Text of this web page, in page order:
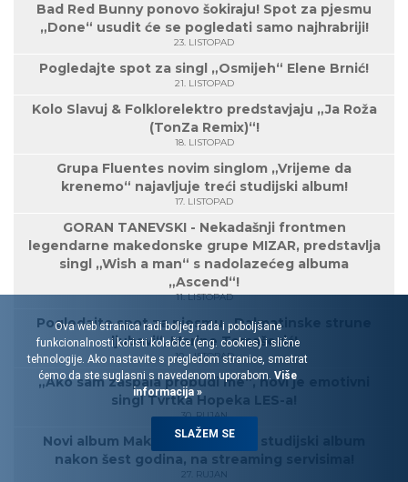
Bad Red Bunny ponovo šokiraju! Spot za pjesmu
„Done“ usudit će se pogledati samo najhrabriji!
23. LISTOPAD
Pogledajte spot za singl „Osmijeh“ Elene Brnić!
21. LISTOPAD
Kolo Slavuj & Folklorelektro predstavjaju „Ja Roža
(TonZa Remix)“!
18. LISTOPAD
Grupa Fluentes novim singlom „Vrijeme da
krenemo“ najavljuje treći studijski album!
17. LISTOPAD
GORAN TANEVSKI - Nekadašnji frontmen
legendarne makedonske grupe MIZAR, predstavlja
singl „Wish a man“ s nadolazećeg albuma
„Ascend“!
11. LISTOPAD
Pogledajte spot za pjesmu „Dalmatinske strune
ljubavi“, Marine Tomašević!
10. LISTOPAD
„Ako sam zaspala probudi me“, novi je emotivni
singl Tvrtka Hopeka LES-a!
30. RUJAN
Novi album Maksima Mrvice! 12. studijski album
nakon šest godina, na streaming servisima!
27. RUJAN
Ova web stranica radi boljeg rada i poboljšane
funkcionalnosti koristi kolačiće (eng. cookies) i slične
tehnologije. Ako nastavite s pregledom stranice, smatrat
ćemo da ste suglasni s navedenom uporabom. Više
informacija »
SLAŽEM SE